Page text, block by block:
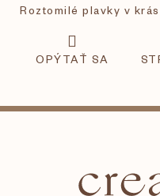
Roztomilé plavky v
OPÝTAŤ SA